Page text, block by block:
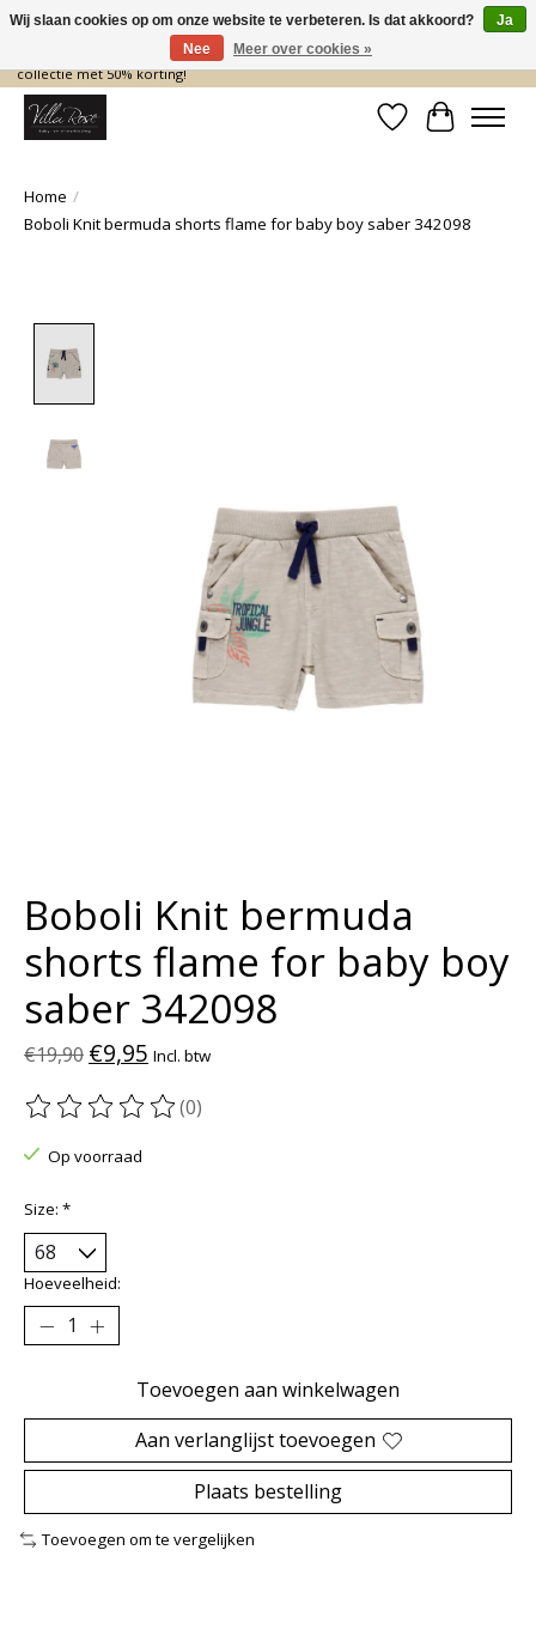
De nieuwe collectie komt eraan… en wij maken ruimte! Shop nu de zomer
collectie met 50% korting!
Verlanglijst
Home /
Boboli Knit bermuda shorts flame for baby boy saber 342098
Boboli Knit bermuda
shorts flame for baby boy
saber 342098
€19,90 €9,95 Incl. btw
De beoordeling van dit product is
(0)
Op voorraad
Size: *
Hoeveelheid:
Toevoegen aan winkelwagen
Aan verlanglijst toevoegen
Plaats bestelling
Toevoegen om te vergelijken
Wij slaan cookies op om onze website te verbeteren. Is dat akkoord?
Ja
Nee
Meer over cookies »